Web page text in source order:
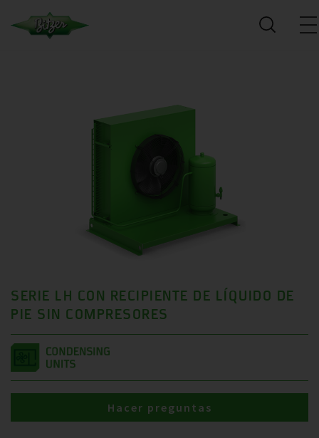
SERIE LH CON RECIPIENTE DE LÍQUIDO DE
PIE SIN COMPRESORES
Hacer preguntas